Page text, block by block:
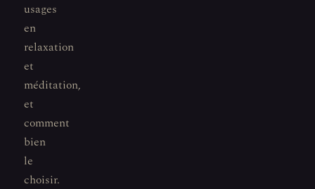
usages
en
relaxation
et
méditation,
et
comment
bien
le
choisir.